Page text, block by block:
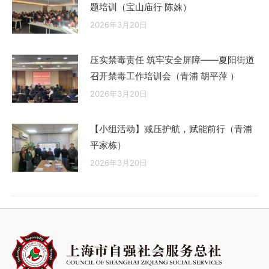
题培训（宝山庙行 陈姝）
2026年3月20日
压实禁毒责任 筑牢安全屏障——夏阳街道
召开禁毒工作培训会（青浦 胡平萍 ）
2026年3月20日
【小组活动】减压护航，赋能前行（青浦
平家栋）
2026年3月20日